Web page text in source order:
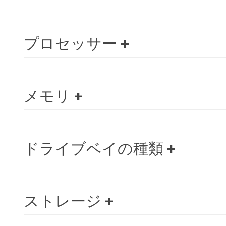
プロセッサー
メモリ
ドライブベイの種類
ストレージ